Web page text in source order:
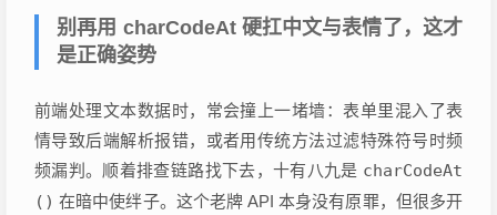
别再用 charCodeAt 硬扛中文与表情了，这才
是正确姿势
前端处理文本数据时，常会撞上一堵墙：表单里混入了表
情导致后端解析报错，或者用传统方法过滤特殊符号时频
频漏判。顺着排查链路找下去，十有八九是 charCodeAt
() 在暗中使绊子。这个老牌 API 本身没有原罪，但很多开